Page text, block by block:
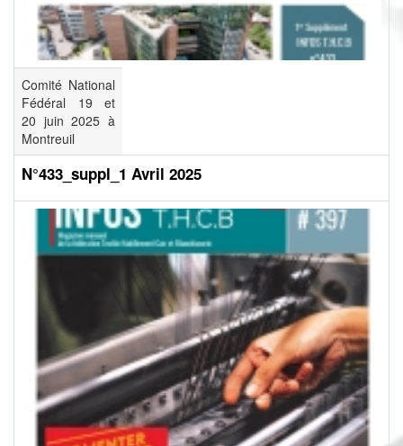
Comité National
Fédéral 19 et
20 juin 2025 à
Montreuil
N°433_suppl_1 Avril 2025